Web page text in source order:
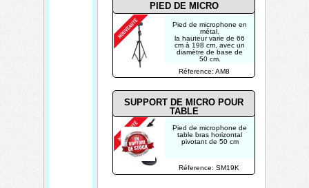
PIED DE MICRO
SUPPORT DE MICRO POUR
TABLE
Pied de microphone en
métal,
la hauteur varie de 66
cm à 198 cm, avec un
diamètre de base de
50 cm.
Pied de microphone de
table bras horizontal
pivotant de 50 cm
Réference: AM8
Réference: SM19K